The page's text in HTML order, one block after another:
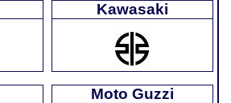
Kawasaki
Moto Guzzi